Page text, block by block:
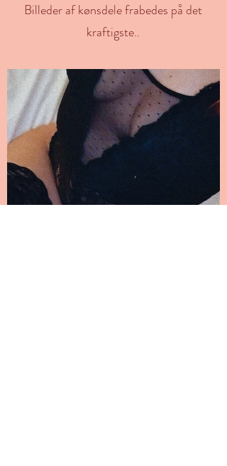
Billeder af kønsdele frabedes på det
kraftigste..